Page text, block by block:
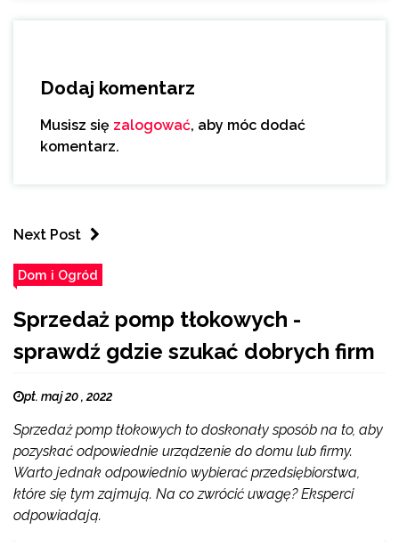
Dodaj komentarz
Musisz się zalogować, aby móc dodać
komentarz.
Next Post
Dom i Ogród
Sprzedaż pomp tłokowych -
sprawdź gdzie szukać dobrych firm
pt. maj 20 , 2022
Sprzedaż pomp tłokowych to doskonały sposób na to, aby
pozyskać odpowiednie urządzenie do domu lub firmy.
Warto jednak odpowiednio wybierać przedsiębiorstwa,
które się tym zajmują. Na co zwrócić uwagę? Eksperci
odpowiadają.